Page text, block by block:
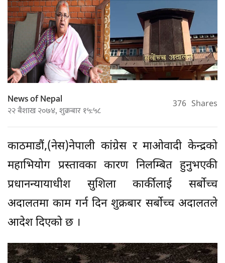
News of Nepal
२२ बैशाख २०७४, शुक्रबार १५:५८ 376 Shares
काठमाडौं,(नेस)नेपाली कांग्रेस र माओवादी केन्द्रको
महाभियोग प्रस्तावका कारण निलम्बित हुनुभएकी
प्रधानन्यायाधीश सुशिला कार्कीलाई सर्बोच्च
अदालतमा काम गर्न दिन शुक्रबार सर्बोच्च अदालतले
आदेश दिएको छ ।